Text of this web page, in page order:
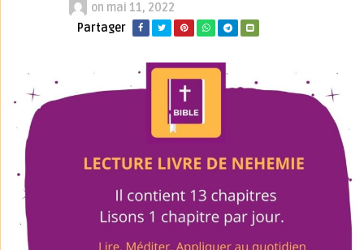
on mai 11, 2022
Partager